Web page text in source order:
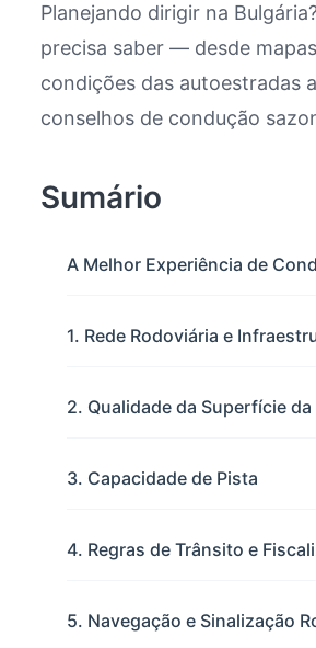
Dirigir na
Planejando dirigir na
precisa saber — desde
condições das autoestradas
conselhos de condução
Sumário
A Melhor Experiência de
1. Rede Rodoviária e
2. Qualidade da Superfície da
3. Capacidade de Pista
4. Regras de Trânsito e
5. Navegação e Sinalização